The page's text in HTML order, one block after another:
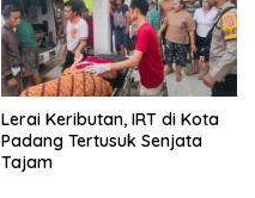
Lerai Keributan, IRT di Kota
Padang Tertusuk Senjata
Tajam